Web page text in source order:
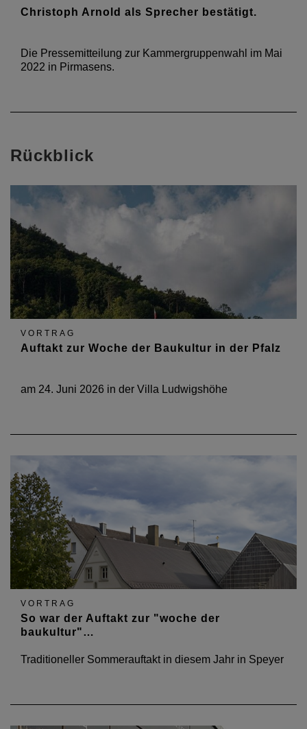
Christoph Arnold als Sprecher bestätigt.
Die Pressemitteilung zur Kammergruppenwahl im Mai
2022 in Pirmasens.
Rückblick
VORTRAG
Auftakt zur Woche der Baukultur in der Pfalz
am 24. Juni 2026 in der Villa Ludwigshöhe
VORTRAG
So war der Auftakt zur "woche der
baukultur"…
Traditioneller Sommerauftakt in diesem Jahr in Speyer